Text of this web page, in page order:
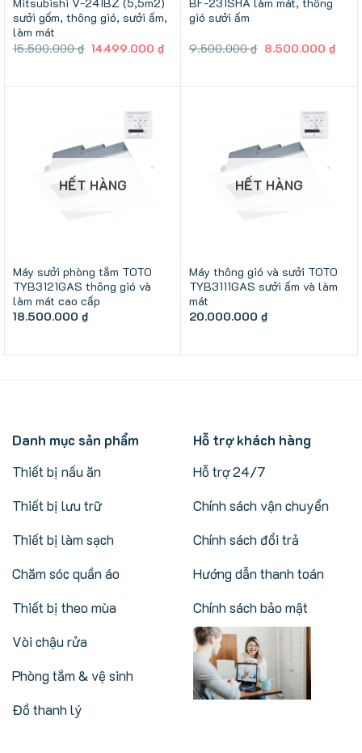
Mitsubishi V-241BZ (5,5m2)
sưởi gốm, thông gió, sưởi ấm,
làm mát
15.500.000₫ Giá
14.499.000₫
BF-231SHA làm mát, thông
gió sưởi ấm
9.500.000₫ Giá
8.500.000₫
HẾT HÀNG
Máy sưởi phòng tắm TOTO
TYB3121GAS thông gió và
làm mát cao cấp
18.500.000 ₫
HẾT HÀNG
Máy thông gió và sưởi TOTO
TYB3111GAS sưởi ấm và làm
mát
20.000.000 ₫
Danh mục sản phẩm
Thiết bị nấu ăn
Thiết bị lưu trữ
Thiết bị làm sạch
Chăm sóc quần áo
Thiết bị theo mùa
Vòi chậu rửa
Phòng tắm & vệ sinh
Đồ thanh lý
Hỗ trợ khách hàng
Hỗ trợ 24/7
Chính sách vận chuyển
Chính sách đổi trả
Hướng dẫn thanh toán
Chính sách bảo mật